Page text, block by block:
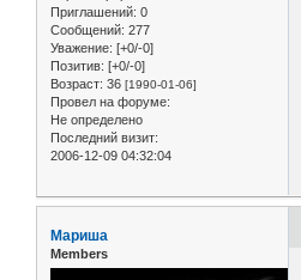
Приглашений: 0
Сообщений: 277
Уважение: [+0/-0]
Позитив: [+0/-0]
Возраст: 36 [1990-01-06]
Провел на форуме:
Не определено
Последний визит:
2006-12-09 04:32:04
Мариша
Members